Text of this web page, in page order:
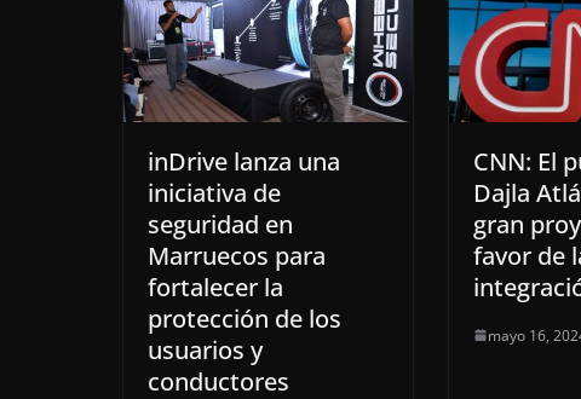
inDrive lanza una
iniciativa de
seguridad en
Marruecos para
fortalecer la
protección de los
usuarios y
conductores
CNN: El
Dajla
gran
favor de
mayo 16,